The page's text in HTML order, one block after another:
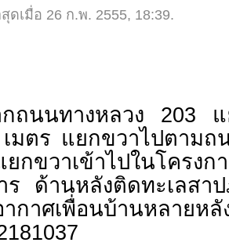
ดเมื่อ 26 ก.พ. 2555, 18:39.
ถนนทางหลวง 203 แ
มตร แยกขวาไปตามถ
กขวาเข้าไปในโครง
ร ด้านหลังติดทะเลสา
กาศเพื่อนบ้านหลายห